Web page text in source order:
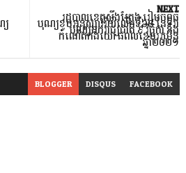
NEXT
រដ្ឋបាលខេត្តស្ទឹងត្រែង រៀបចំពិធី
បុណ្យខួបអនុស្សាវរីយ៍លើកទី៦៨ នៃទិវា
បុណ្យឯករាជ្យជាតិ ៩ វិច្ឆិកា និង
កំណើតកងយោ ធពលខេមរភូមិន្ទ
ឆ្នាំ២០២១
BLOGGER DISQUS FACEBOOK